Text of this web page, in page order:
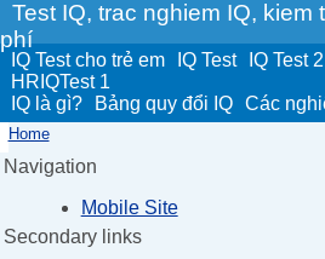
Test IQ, trac nghiem IQ, kiem
phí
IQ Test cho trẻ em IQ Test IQ Test 2
HRIQTest 1
IQ là gì?
Bảng quy đổi IQ Các
Home
Navigation
Mobile Site
Secondary links